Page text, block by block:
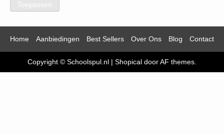
Toepassen
Home Aanbiedingen Best Sellers Over Ons Blog Contact
Copyright © Schoolspul.nl | Shopical door AF themes.